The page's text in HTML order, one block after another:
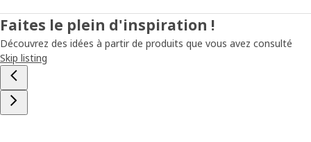
Faites le plein d'inspiration !
Découvrez des idées à partir de produits que vous avez consulté
Skip listing